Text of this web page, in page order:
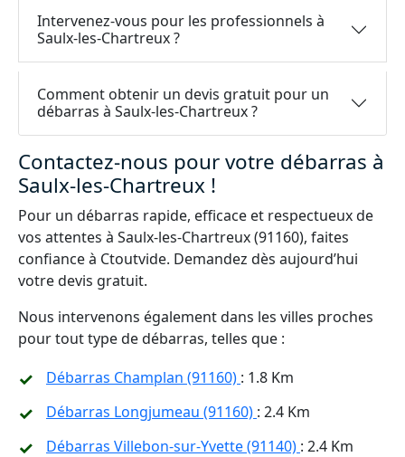
Intervenez-vous pour les professionnels à
Saulx-les-Chartreux ?
Comment obtenir un devis gratuit pour un
débarras à Saulx-les-Chartreux ?
Contactez-nous pour votre débarras à
Saulx-les-Chartreux !
Pour un débarras rapide, efficace et respectueux de
vos attentes à Saulx-les-Chartreux (91160), faites
confiance à Ctoutvide. Demandez dès aujourd’hui
votre devis gratuit.
Nous intervenons également dans les villes proches
pour tout type de débarras, telles que :
Débarras Champlan (91160) : 1.8 Km
Débarras Longjumeau (91160) : 2.4 Km
Débarras Villebon-sur-Yvette (91140) : 2.4 Km